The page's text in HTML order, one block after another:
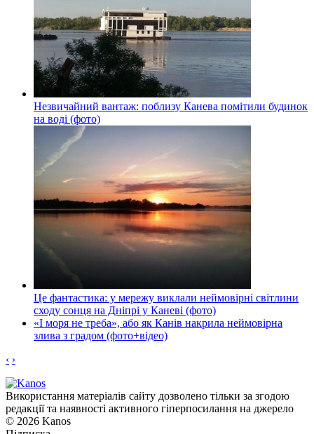
Незвичайний вантаж: поблизу Канева помітили будинок
на воді (фото)
Це фантастика: у мережу виклали неймовірні світлини
сходу сонця на Дніпрі у Каневі (фото)
«І моря не треба», або як Канів накрила неймовірна
злива з градом (фото+відео)
‹ ›
Використання матеріалів сайту дозволено тільки за згодою
редакції та наявності активного гіперпосилання на джерело
© 2026 Kanos